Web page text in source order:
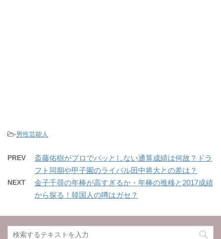
-男性芸能人
PREV
斎藤佑樹がプロでパッとしない通算成績は何故？ドラ
フト同期や甲子園のライバル田中将大との差は？
NEXT
金子千尋の年棒が高すぎるか・年棒の推移と2017成績
から探る！韓国人の噂はガセ？